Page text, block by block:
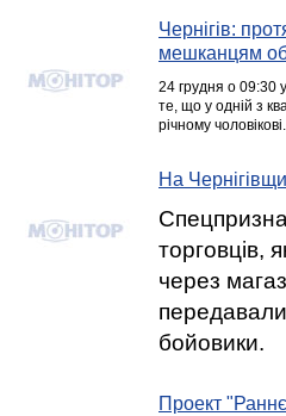
Чернігів:
мешканцям
24 грудня о 09:30
те, що у одній з
річному чоловікові.
На
торговців,
через
бойовики.
Проект